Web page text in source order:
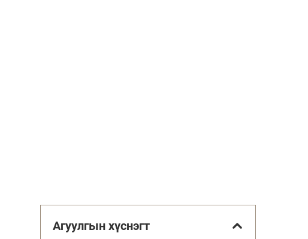
Агуулгын хүснэгт